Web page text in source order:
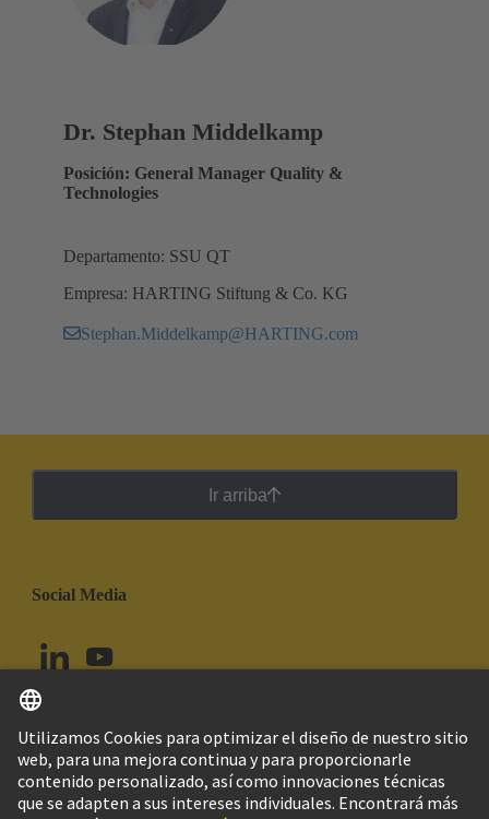
Dr. Stephan Middelkamp
Posición: General Manager Quality &
Technologies
Departamento: SSU QT
Empresa: HARTING Stiftung & Co. KG
Stephan.Middelkamp@HARTING.com
Ir arriba
Social Media
Perú Español